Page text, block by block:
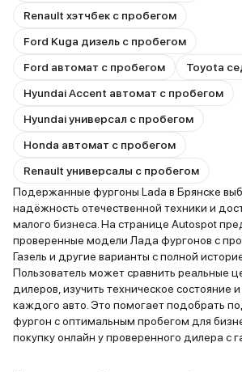
Renault хэтчбек с пробегом
Ford Kuga дизель с пробегом
Ford автомат с пробегом
Toyota
Hyundai Accent автомат с пробегом
Hyundai универсал с пробегом
Honda автомат с пробегом
Renault универсалы с пробегом
Подержанные фургоны Lada в Брянске
надёжность отечественной техники и
малого бизнеса. На странице Autospot
проверенные модели Лада фургонов с
Газель и другие варианты с полной
Пользователь может сравнить реальные
дилеров, изучить техническое состояние
каждого авто. Это помогает подобрать
фургон с оптимальным пробегом для
покупку онлайн у проверенного дилера с